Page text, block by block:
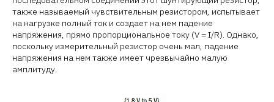
также называемый чувствительным резистором, испытывает
на нагрузке полный ток и создает на нем падение
напряжения, прямо пропорциональное току (V = I/R). Однако,
поскольку измерительный резистор очень мал, падение
напряжения на нем также имеет чрезвычайно малую
амплитуду.